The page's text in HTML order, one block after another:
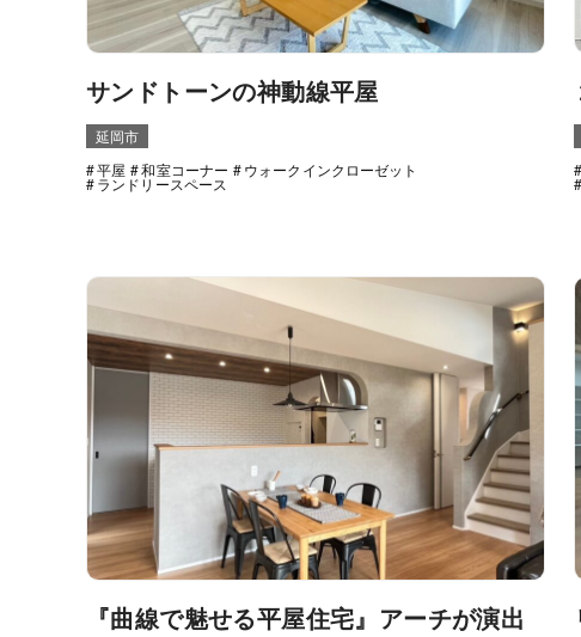
サンドトーンの神動線平屋
延岡市
平屋
和室コーナー ウォークインクローゼット
ランドリースペース
『曲線で魅せる平屋住宅』アーチが演出